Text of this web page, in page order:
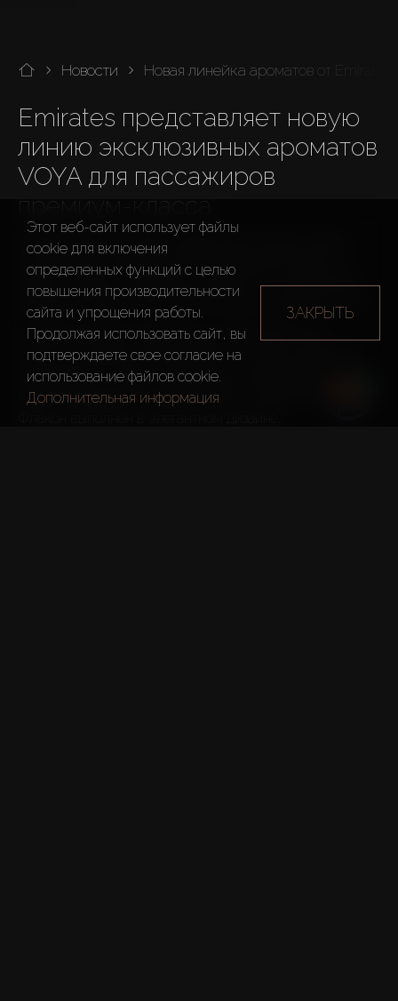
Новости Новая линейка ароматов от ​Emirates
Emirates представляет новую
линию эксклюзивных ароматов
VOYA для пассажиров
Авиакомпания Emirates представила новую линию
эксклюзивных ароматов для пассажиров первого и
бизнес-классов, созданную совместно с ирландским
брендом премиальной органической косметики VOYA.
Ароматы созданы специально для Emirates и не
доступны в розничной продаже. В составе парфюмов
используются только натуральные ингредиенты,
обеспечивающие высокое качество и безопасность.
Этот веб-сайт использует файлы
cookie для включения
определенных функций c целью
повышения производительности
сайта и упрощения работы.
Продолжая использовать сайт, вы
подтверждаете свое согласие на
использование файлов cookie.
Дополнительная информация
ЗАКРЫТЬ